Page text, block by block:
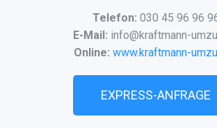
Telefon: 030 45 96 96
E-Mail: info@kraftmann-
Online: www.kraftmann-
EXPRESS-ANFRAGE